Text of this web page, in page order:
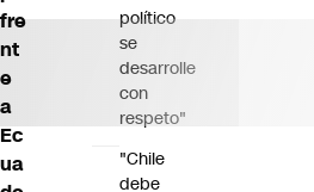
fre
nt
e
a
Ec
ua
político
se
desarrolle
con
respeto"
"Chile
debe